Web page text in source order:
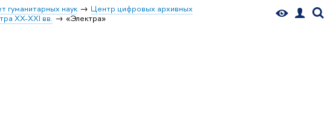
гуманитарных наук
Центр цифровых архивных
XX-XXI вв. «Электра»